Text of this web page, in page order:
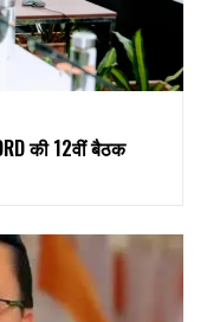
की 12वीं बैठक